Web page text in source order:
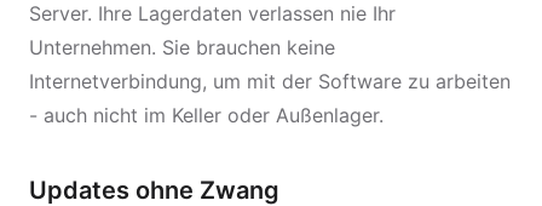
Server. Ihre Lagerdaten verlassen nie Ihr
Unternehmen. Sie brauchen keine
Internetverbindung, um mit der Software zu arbeiten
- auch nicht im Keller oder Außenlager.
Updates ohne Zwang